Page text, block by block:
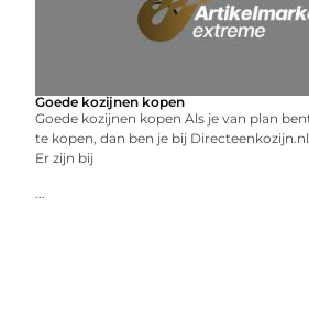
Goede kozijnen kopen
Goede kozijnen kopen Als je van plan
te kopen, dan ben je bij
Er zijn bij
...